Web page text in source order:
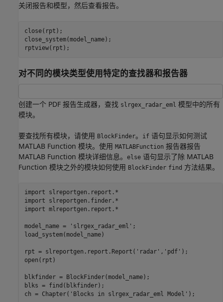
关闭报告和模型，然后查看报告。
close(rpt);
close_system(model_name);
rptview(rpt);
对不同的模块类型使用特定的查找器和报告器
创建一个 PDF 报告生成器，查找 slrgex_radar_eml 模型中的所有
模块。
要查找所有模块，请使用 BlockFinder。 if 语句显示如何测试
MATLAB Function 模块。使用 MATLABFunction 报告器报告
MATLAB Function 模块详细信息。
else 语句显示了除 MATLAB
Function 模块之外的模块如何使用 BlockFinder find 方法结果。
import
slreportgen.report.*
import
slreportgen.finder.*
import mlreportgen.report.*
model_name = 'slrgex_radar_eml' ;
load_system(model_name)
rpt = slreportgen.report.Report( 'radar' , 'pdf' );
open(rpt)
blkfinder = BlockFinder(model_name);
blks = find(blkfinder);
ch = Chapter( 'Blocks in slrgex_radar_eml Model' );